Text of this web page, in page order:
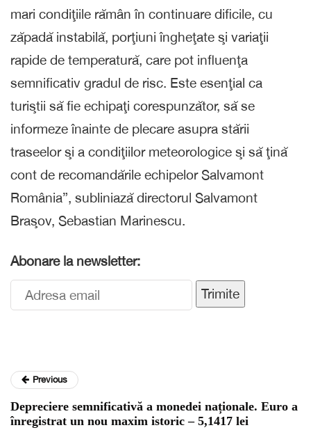
mari condiţiile rămân în continuare dificile, cu
zăpadă instabilă, porţiuni îngheţate şi variaţii
rapide de temperatură, care pot influenţa
semnificativ gradul de risc. Este esenţial ca
turiştii să fie echipaţi corespunzător, să se
informeze înainte de plecare asupra stării
traseelor şi a condiţiilor meteorologice şi să ţină
cont de recomandările echipelor Salvamont
România”, subliniază directorul Salvamont
Braşov, Sebastian Marinescu.
Abonare la newsletter:
Trimite
Previous
Depreciere semnificativă a monedei naționale. Euro a
înregistrat un nou maxim istoric – 5,1417 lei